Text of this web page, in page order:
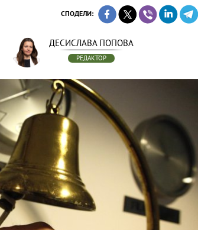
СПОДЕЛИ:
ДЕСИСЛАВА ПОПОВА
РЕДАКТОР